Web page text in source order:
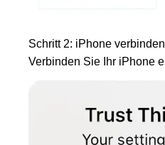
Schritt 2: iPhone verbinden
Verbinden Sie Ihr iPhone